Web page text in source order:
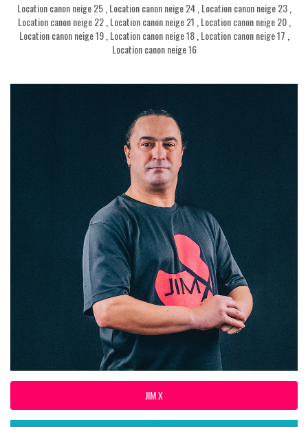
Location canon neige 25, Location canon neige 24, Location canon neige 23,
Location canon neige 22, Location canon neige 21 Location canon neige 20,
Location canon neige 19, Location canon neige 18, Location canon neige 17
Location canon neige 16
JIM X